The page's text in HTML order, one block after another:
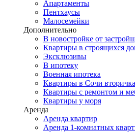
Апартаменты
Пентхаусы
Малосемейки
Дополнительно
В новостройке от
Квартиры в строящихся
Эксклюзивы
В ипотеку
Военная ипотека
Квартиры в Сочи вторичка
Квартиры с ремонтом и
Квартиры у моря
Аренда
Аренда квартир
Аренда 1-комнатных